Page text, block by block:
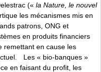
(« la Nature, le nouvel
les mécanismes mis en
patrons, ONG et
en produits financiers
remettant en cause les
Les « bio-banques »
en faisant du profit, les